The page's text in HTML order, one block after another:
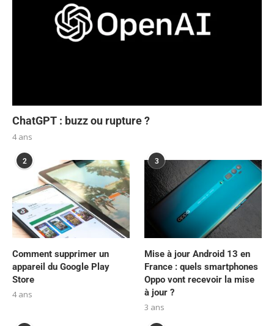
ChatGPT : buzz ou rupture ?
4 ans
2
Comment supprimer un
appareil du Google Play
Store
4 ans
3
Mise à jour Android 13 en
France : quels smartphones
Oppo vont recevoir la mise
à jour ?
3 ans